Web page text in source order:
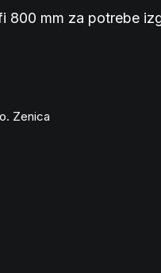
800 mm za potrebe
Zenica